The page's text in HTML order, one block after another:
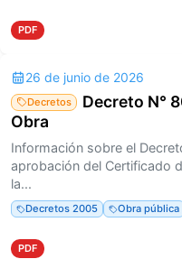
PDF
26 de junio de 2026
Decretos
Decreto N°
Obra
Información sobre el
aprobación del Certificado
la...
Decretos 2005 Obra pública
PDF